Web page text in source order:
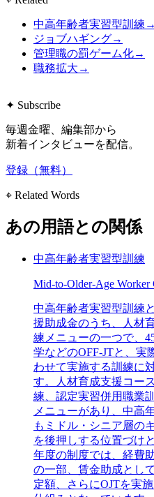
中高年齢者実習型訓練 →
ジョブハギング→
管理職の罰ゲーム化→
職務拡大 →
✦ Subscribe
毎週金曜、編集部から
新着インタビューを配信。
登録（無料）
⌖ Related Words
あの用語との関係
中高年齢者実習型訓練
Mid-to-Older-Age Worker
中高年齢者実習型訓練
援助成金のうち、人材
練メニューの一つで、
学などのOFF-JTと、実
わせて実施する訓練に
す。人材育成支援コー
練、認定実習併用職業
メニューがあり、中高
もミドル・シニア層の
を後押しする位置づけ
年度の制度では、経費
の一部、賃金助成とし
定額、さらにOJTを実